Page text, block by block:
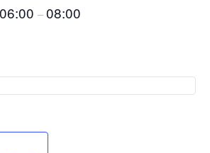
06:00 –08:00